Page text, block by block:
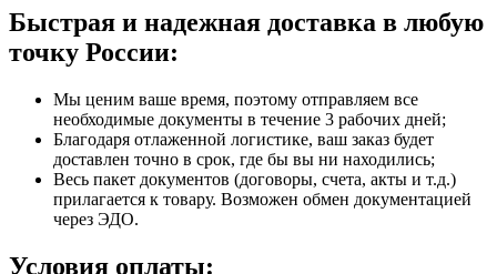
Быстрая и надежная доставка в любую
точку России:
Мы ценим ваше время, поэтому отправляем все
необходимые документы в течение 3 рабочих дней;
Благодаря отлаженной логистике, ваш заказ будет
доставлен точно в срок, где бы вы ни находились;
Весь пакет документов (договоры, счета, акты и т.д.)
прилагается к товару. Возможен обмен документацией
через ЭДО.
Условия оплаты: